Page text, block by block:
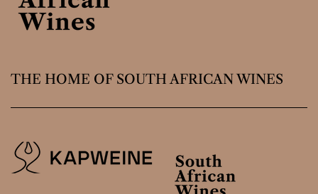
THE HOME OF SOUTH AFRICAN WINES